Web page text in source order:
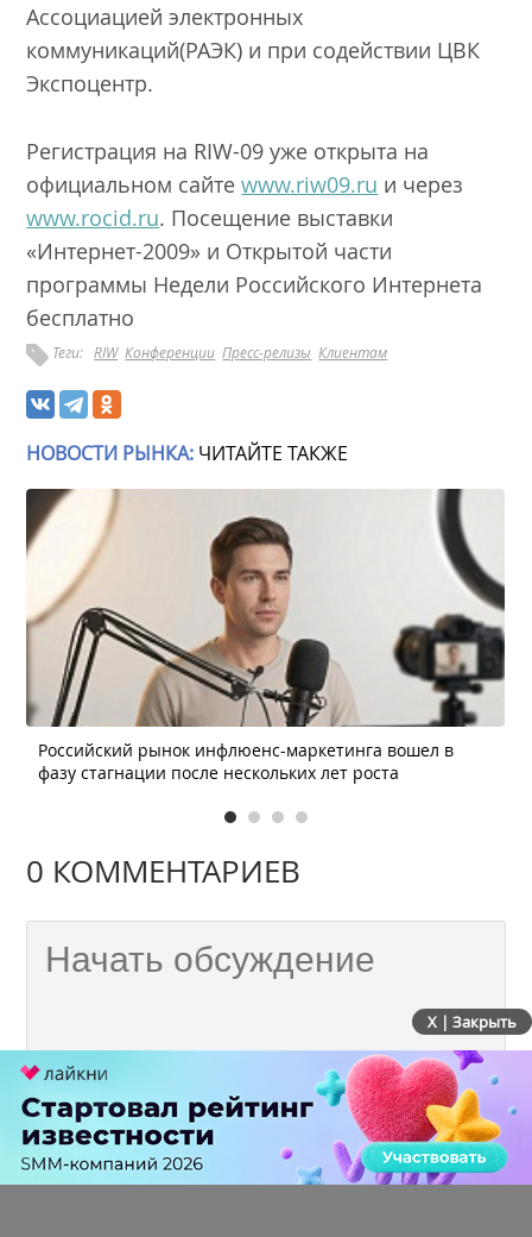
Ассоциацией электронных
коммуникаций(РАЭК) и при содействии ЦВК
Экспоцентр.
Регистрация на RIW-09 уже открыта на
официальном сайтеwww.riw09.ru и через
www.rocid.ru. Посещение выставки
«Интернет-2009» и Открытой части
программы Недели Российского Интернета
бесплатно
Теги: RIW Конференции Пресс-релизы Клиентам
НОВОСТИ РЫНКА: ЧИТАЙТЕ ТАКЖЕ
Российский рынок инфлюенс-маркетинга вошел в
фазу стагнации после нескольких лет роста
0 КОММЕНТАРИЕВ
X | Закрыть